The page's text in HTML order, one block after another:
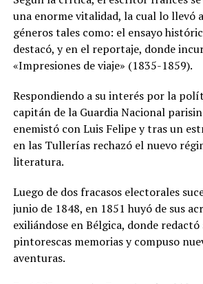
una enorme vitalidad, la cual lo llevó
géneros tales como: el ensayo
destacó, y en el reportaje, donde
«Impresiones de viaje» (1835-1859).
Respondiendo a su interés por la
capitán de la Guardia Nacional
enemistó con Luis Felipe y tras un
en las Tullerías rechazó el nuevo
literatura.
Luego de dos fracasos electorales
junio de 1848, en 1851 huyó de sus
exiliándose en Bélgica, donde
pintorescas memorias y compuso
aventuras.